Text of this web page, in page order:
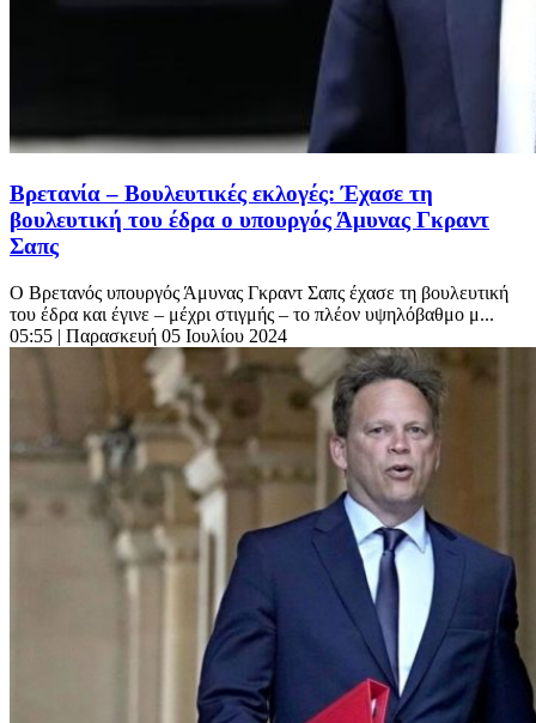
Βρετανία – Βουλευτικές εκλογές: Έχασε τη
βουλευτική του έδρα ο υπουργός Άμυνας Γκραντ
Σαπς
Ο Βρετανός υπουργός Άμυνας Γκραντ Σαπς έχασε τη βουλευτική
του έδρα και έγινε – μέχρι στιγμής – το πλέον υψηλόβαθμο μ...
05:55 | Παρασκευή 05 Ιουλίου 2024